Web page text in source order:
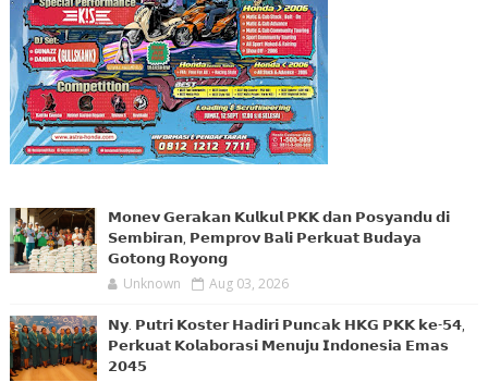
𝗠𝗼𝗻𝗲𝘃 𝗚𝗲𝗿𝗮𝗸𝗮𝗻 𝗞𝘂𝗹𝗸𝘂𝗹 𝗣𝗞𝗞 𝗱𝗮𝗻 𝗣𝗼𝘀𝘆𝗮𝗻𝗱𝘂 𝗱𝗶
𝗦𝗲𝗺𝗯𝗶𝗿𝗮𝗻, 𝗣𝗲𝗺𝗽𝗿𝗼𝘃 𝗕𝗮𝗹𝗶 𝗣𝗲𝗿𝗸𝘂𝗮𝘁 𝗕𝘂𝗱𝗮𝘆𝗮
𝗚𝗼𝘁𝗼𝗻𝗴 𝗥𝗼𝘆𝗼𝗻𝗴
Unknown Aug 03, 2026
𝗡𝘆. 𝗣𝘂𝘁𝗿𝗶 𝗞𝗼𝘀𝘁𝗲𝗿 𝗛𝗮𝗱𝗶𝗿𝗶 𝗣𝘂𝗻𝗰𝗮𝗸 𝗛𝗞𝗚 𝗣𝗞𝗞 𝗸𝗲-𝟱𝟰,
𝗣𝗲𝗿𝗸𝘂𝗮𝘁 𝗞𝗼𝗹𝗮𝗯𝗼𝗿𝗮𝘀𝗶 𝗠𝗲𝗻𝘂𝗷𝘂 𝗜𝗻𝗱𝗼𝗻𝗲𝘀𝗶𝗮 𝗘𝗺𝗮𝘀
𝟮𝟬𝟰𝟱